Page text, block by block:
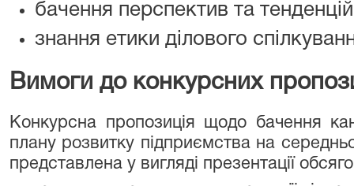
бачення перспектив та
знання етики ділового
Вимоги до конкурсних
Конкурсна пропозиція щодо бачення
плану розвитку підприємства на
представлена у вигляді презентації